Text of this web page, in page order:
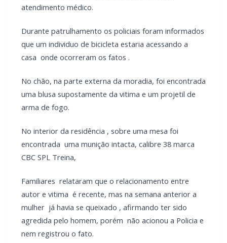
populares.
LEIA TAMBÉM
Mais dois trechos são interditados para obras de
Carro com cigarros capota em fuga da PRF na BR-
163 em Toledo
Foi encontrada debruçada sobre uma lixeira , pedindo
ajuda, afirmando ter sido baleada pelo seu convivente.
Beneficente Moacir Micheletto para atendimento médico.
Durante patrulhamento os policiais foram informados que
um individuo de bicicleta estaria acessando a casa onde
ocorreram os fatos .